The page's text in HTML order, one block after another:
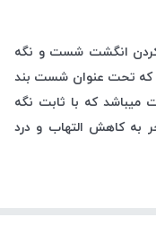
کردن انگشت شست و نگه
که تحت عنوان شست بند
میباشد که با ثابت نگه
کاهش التهاب و درد